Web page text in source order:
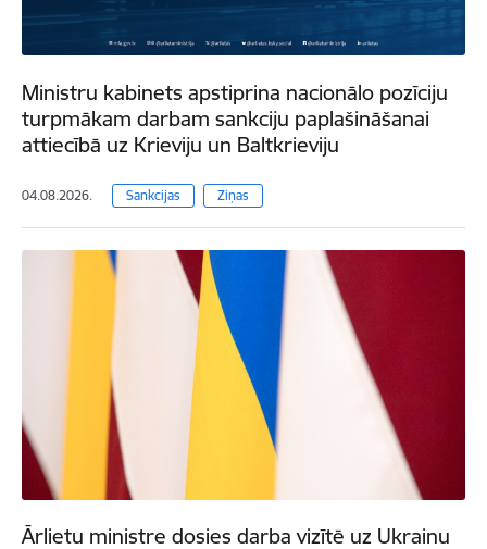
Ministru kabinets apstiprina nacionālo pozīciju
turpmākam darbam sankciju paplašināšanai
attiecībā uz Krieviju un Baltkrieviju
04.08.2026. Sankcijas Ziņas
Ārlietu ministre dosies darba vizītē uz Ukrainu